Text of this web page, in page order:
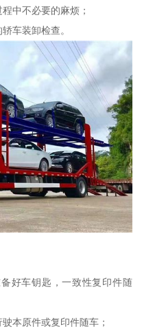
中不必要的麻烦；
车装卸检查。
好车钥匙，一致性复印件随
本原件或复印件随车；